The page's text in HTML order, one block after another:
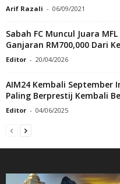
Arif Razali - 06/09/2021
Sabah FC Muncul Juara
Ganjaran RM700,000 Dari
Editor - 20/04/2026
AIM24 Kembali September
Paling Berprestij Kembali
Editor - 04/06/2025